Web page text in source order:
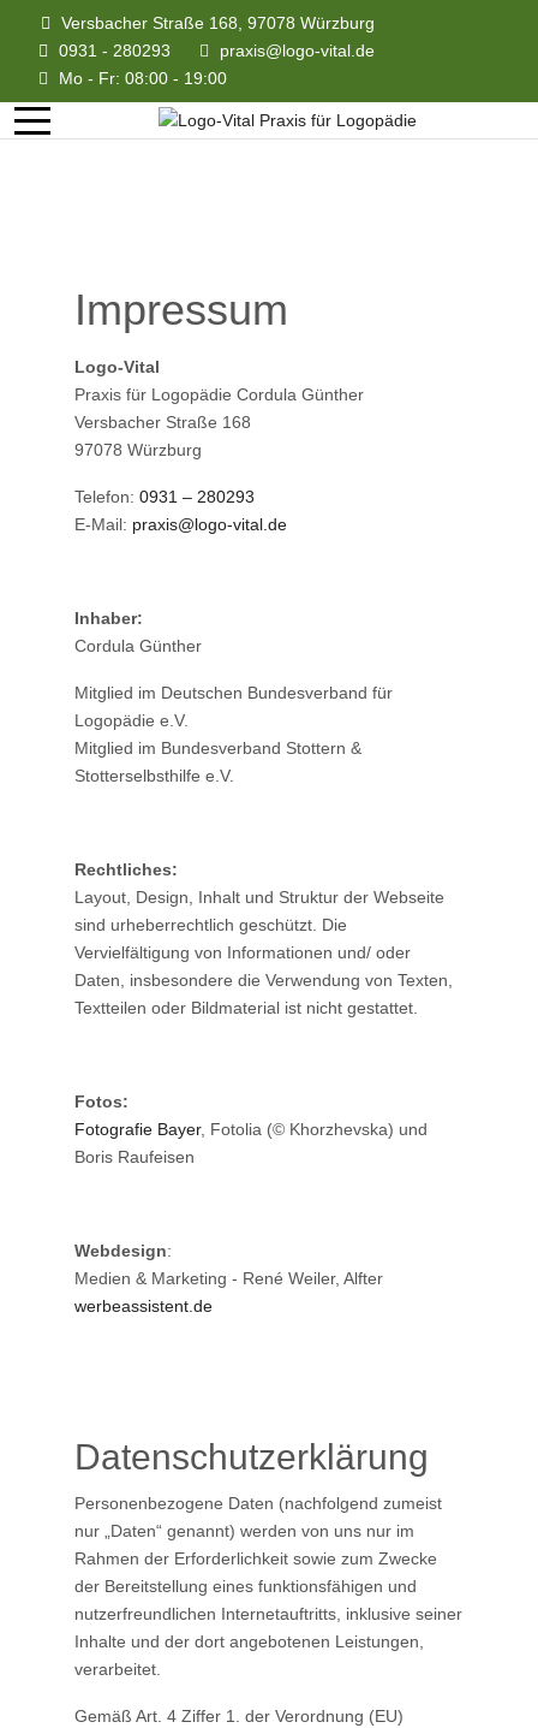
Versbacher Straße 168, 97078 Würzburg
0931 - 280293
praxis@logo-vital.de
Mo - Fr: 08:00 - 19:00
Impressum
Logo-Vital
Praxis für Logopädie Cordula Günther
Versbacher Straße 168
97078 Würzburg
Telefon: 0931 – 280293
E-Mail: praxis@logo-vital.de
Inhaber:
Cordula Günther
Mitglied im Deutschen Bundesverband für
Logopädie e.V.
Mitglied im Bundesverband Stottern &
Stotterselbsthilfe e.V.
Rechtliches:
Layout, Design, Inhalt und Struktur der Webseite
sind urheberrechtlich geschützt. Die
Vervielfältigung von Informationen und/ oder
Daten, insbesondere die Verwendung von Texten,
Textteilen oder Bildmaterial ist nicht gestattet.
Fotos:
Fotografie Bayer, Fotolia (© Khorzhevska) und
Boris Raufeisen
Webdesign:
Medien & Marketing - René Weiler, Alfter
werbeassistent.de
Datenschutzerklärung
Personenbezogene Daten (nachfolgend zumeist
nur „Daten“ genannt) werden von uns nur im
Rahmen der Erforderlichkeit sowie zum Zwecke
der Bereitstellung eines funktionsfähigen und
nutzerfreundlichen Internetauftritts, inklusive seiner
Inhalte und der dort angebotenen Leistungen,
verarbeitet.
Gemäß Art. 4 Ziffer 1. der Verordnung (EU)